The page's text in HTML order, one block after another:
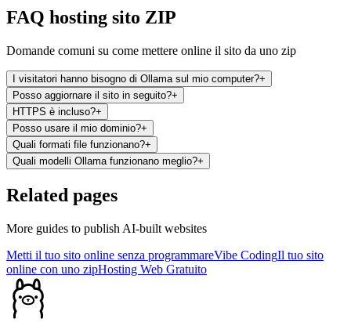
FAQ hosting sito ZIP
Domande comuni su come mettere online il sito da uno zip
I visitatori hanno bisogno di Ollama sul mio computer?+
Posso aggiornare il sito in seguito?+
HTTPS è incluso?+
Posso usare il mio dominio?+
Quali formati file funzionano?+
Quali modelli Ollama funzionano meglio?+
Related pages
More guides to publish AI-built websites
Metti il tuo sito online senza programmareVibe CodingIl tuo sito
online con uno zipHosting Web Gratuito